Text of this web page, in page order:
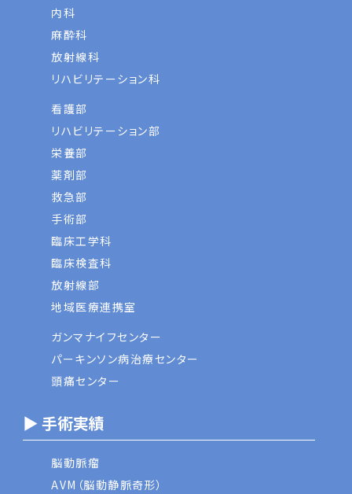
内科
麻酔科
放射線科
リハビリテーション科
看護部
リハビリテーション部
栄養部
薬剤部
救急部
手術部
臨床工学科
臨床検査科
放射線部
地域医療連携室
ガンマナイフセンター
パーキンソン病治療センター
頭痛センター
▶ 手術実績
脳動脈瘤
AVM（脳動静脈奇形）